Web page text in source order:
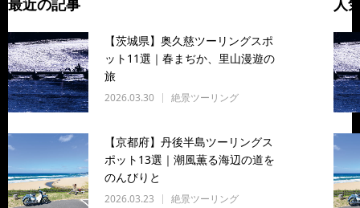
最近の記事
【茨城県】奥久慈ツーリングスポ
ット11選｜春まぢか、里山漫遊の
旅
2026.03.30 絶景ツーリング
【京都府】丹後半島ツーリングス
ポット13選｜潮風薫る海辺の道を
のんびりと
2026.03.23 絶景ツーリング
人